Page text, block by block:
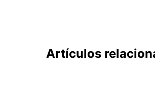
Artículos